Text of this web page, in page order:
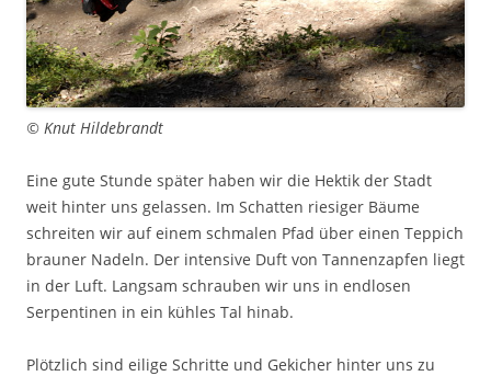
© Knut Hildebrandt
Eine gute Stunde später haben wir die Hektik der Stadt
weit hinter uns gelassen. Im Schatten riesiger Bäume
schreiten wir auf einem schmalen Pfad über einen Teppich
brauner Nadeln. Der intensive Duft von Tannenzapfen liegt
in der Luft. Langsam schrauben wir uns in endlosen
Serpentinen in ein kühles Tal hinab.
Plötzlich sind eilige Schritte und Gekicher hinter uns zu